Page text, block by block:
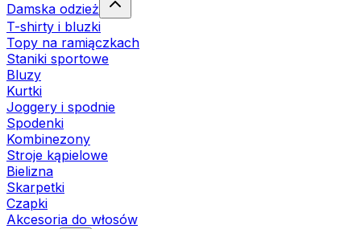
Damska odzież
T-shirty i bluzki
Topy na ramiączkach
Staniki sportowe
Bluzy
Kurtki
Joggery i spodnie
Spodenki
Kombinezony
Stroje kąpielowe
Bielizna
Skarpetki
Czapki
Akcesoria do włosów